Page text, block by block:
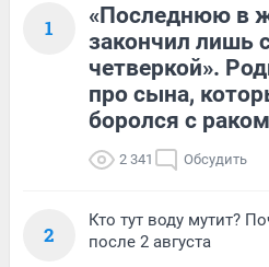
1
«Последнюю в
закончил лишь
четверкой».
про сына,
боролся с раком
2 341 Обсудить
2
Кто тут воду мутит?
после 2 августа